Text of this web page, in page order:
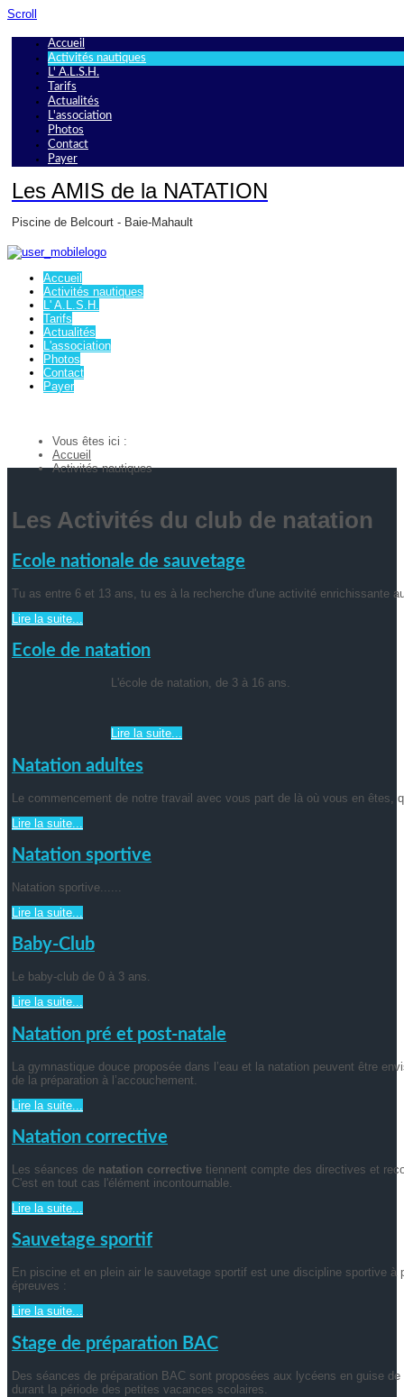
Scroll
Accueil
Activités nautiques
L' A.L.S.H.
Tarifs
Actualités
L'association
Photos
Contact
Payer
Les AMIS de la NATATION
Piscine de Belcourt - Baie-Mahault
Accueil
Activités nautiques
L' A.L.S.H.
Tarifs
Actualités
L'association
Photos
Contact
Payer
Vous êtes ici :
Accueil
Activités nautiques
Les Activités du club de natation
Ecole nationale de sauvetage
Tu as entre 6 et 13 ans, tu es à la recherche d'une activité enrichissante
Lire la suite...
Ecole de natation
L'école de natation, de 3 à 16 ans.
Lire la suite...
Natation adultes
Le commencement de notre travail avec vous part de là où vous en êtes,
Lire la suite...
Natation sportive
Natation sportive......
Lire la suite...
Baby-Club
Le baby-club de 0 à 3 ans.
Lire la suite...
Natation pré et post-natale
La gymnastique douce proposée dans l’eau et la natation peuvent être
de la préparation à l’accouchement.
Lire la suite...
Natation corrective
Les séances de natation corrective tiennent compte des directives et
C'est en tout cas l'élément incontournable.
Lire la suite...
Sauvetage sportif
En piscine et en plein air le sauvetage sportif est une discipline sportive
épreuves :
Lire la suite...
Stage de préparation BAC
Des séances de préparation BAC sont proposées aux lycéens en guise
durant la période des petites vacances scolaires.